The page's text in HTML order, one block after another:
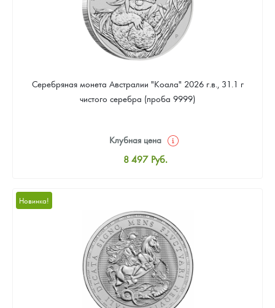
Серебряная монета Австралии "Коала" 2026 г.в., 31.1 г
чистого серебра (проба 9999)
Клубная цена
8 497 Руб.
Цена выкупа
Звоните
Новинка!